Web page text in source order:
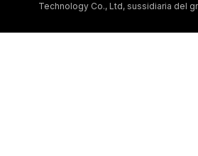
Technology Co., Ltd, sussidiaria del